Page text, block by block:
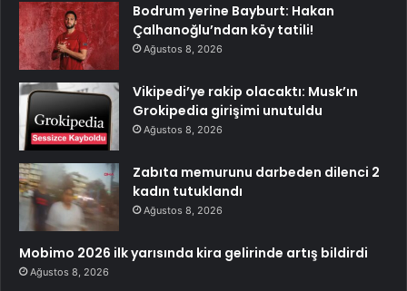
Bodrum yerine Bayburt: Hakan
Çalhanoğlu’ndan köy tatili!
Ağustos 8, 2026
Vikipedi’ye rakip olacaktı: Musk’ın
Grokipedia girişimi unutuldu
Ağustos 8, 2026
Zabıta memurunu darbeden dilenci 2
kadın tutuklandı
Ağustos 8, 2026
Mobimo 2026 ilk yarısında kira gelirinde artış bildirdi
Ağustos 8, 2026